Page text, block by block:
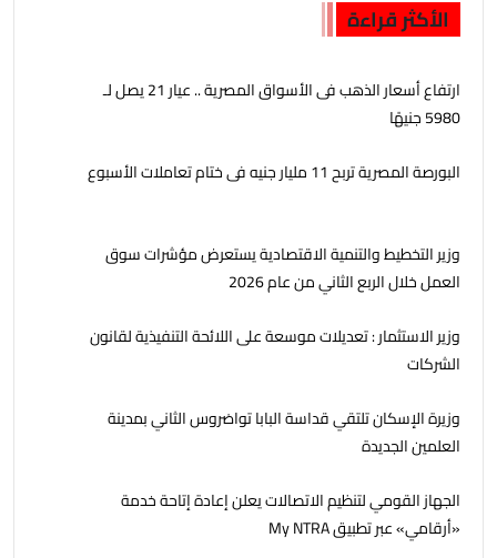
الأكثر قراءة
ارتفاع أسعار الذهب فى الأسواق المصرية .. عيار 21 يصل لـ
5980 جنيهًا
البورصة المصرية تربح 11 مليار جنيه فى ختام تعاملات الأسبوع
وزير التخطيط والتنمية الاقتصادية يستعرض مؤشرات سوق
العمل خلال الربع الثاني من عام 2026
وزير الاستثمار : تعديلات موسعة على اللائحة التنفيذية لقانون
الشركات
وزيرة الإسكان تلتقي قداسة البابا تواضروس الثاني بمدينة
العلمين الجديدة
الجهاز القومي لتنظيم الاتصالات يعلن إعادة إتاحة خدمة
«أرقامي» عبر تطبيق My NTRA